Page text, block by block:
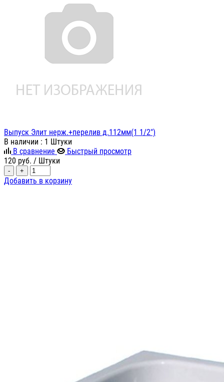
Выпуск Элит нерж.+перелив д.112мм(1 1/2")
В наличии : 1 Штуки
В сравнение
Быстрый просмотр
120 руб. / Штуки
- +
Добавить в корзину